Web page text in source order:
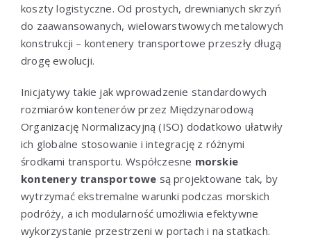
koszty logistyczne. Od prostych, drewnianych skrzyń
do zaawansowanych, wielowarstwowych metalowych
konstrukcji – kontenery transportowe przeszły długą
drogę ewolucji.
Inicjatywy takie jak wprowadzenie standardowych
rozmiarów kontenerów przez Międzynarodową
Organizację Normalizacyjną (ISO) dodatkowo ułatwiły
ich globalne stosowanie i integrację z różnymi
środkami transportu. Współczesne morskie
kontenery transportowe są projektowane tak, by
wytrzymać ekstremalne warunki podczas morskich
podróży, a ich modularność umożliwia efektywne
wykorzystanie przestrzeni w portach i na statkach.